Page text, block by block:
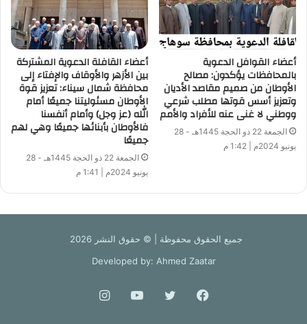
أعضاء القوافل الدعوية
بالمحافظات يؤكدون: مصالح
الأوطان من صميم مقاصد الأديان
وتعزيز أسس قوتها مطلب شرعي
ووطني لا غنى عنه للأفراد والأمم
الجمعة 22 ذو الحجة 1445هـ - 28
يونيو 2024م | 1:42 م
أعضاء القافلة الدعوية المشتركة
بين الأزهر والأوقاف والإفتاء إلى
محافظة شمال سيناء: تعزيز قوة
الأوطان مسئوليتنا جميعًا أمام
الله (عز وجل) وأمام أنفسنا
فالأوطان بأبنائها جميعًا وهي لهم
جميعًا
الجمعة 22 ذو الحجة 1445هـ - 28
يونيو 2024م | 1:41 م
جميع الحقوق محفوظة | © حقوق النشر 2026
Developed by: Ahmed Zaatar
فيسبوك تويتر يوتيوبانستقرام